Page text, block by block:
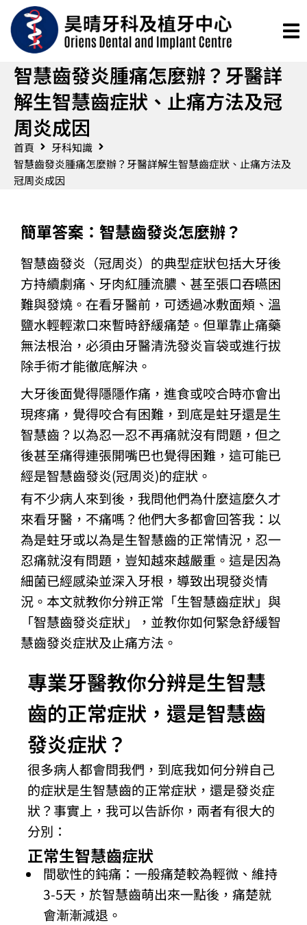
智慧齒發炎腫痛怎麼辦？牙醫詳
解生智慧齒症狀、止痛方法及冠
周炎成因
首頁
牙科知識
智慧齒發炎腫痛怎麼辦？牙醫詳解生智慧齒症狀、止痛方法及
冠周炎成因
簡單答案：智慧齒發炎怎麼辦？
智慧齒發炎（冠周炎）的典型症狀包括大牙後
方持續劇痛、牙肉紅腫流膿、甚至張口吞嚥困
難與發燒。在看牙醫前，可透過冰敷面頰、溫
鹽水輕輕漱口來暫時舒緩痛楚。但單靠止痛藥
無法根治，必須由牙醫清洗發炎盲袋或進行拔
除手術才能徹底解決。
大牙後面覺得隱隱作痛，進食或咬合時亦會出
現疼痛，覺得咬合有困難，到底是蛀牙還是生
智慧齒？以為忍一忍不再痛就沒有問題，但之
後甚至痛得連張開嘴巴也覺得困難，這可能已
經是智慧齒發炎(冠周炎)的症狀。
有不少病人來到後，我問他們為什麼這麼久才
來看牙醫，不痛嗎？他們大多都會回答我：以
為是蛀牙或以為是生智慧齒的正常情況，忍一
忍痛就沒有問題，豈知越來越嚴重。這是因為
細菌已經感染並深入牙根，導致出現發炎情
況。本文就教你分辨正常「生智慧齒症狀」與
「智慧齒發炎症狀」，並教你如何緊急舒緩智
慧齒發炎症狀及止痛方法。
專業牙醫教你分辨是生智慧
齒的正常症狀，還是智慧齒
發炎症狀？
很多病人都會問我們，到底我如何分辨自己
的症狀是生智慧齒的正常症狀，還是發炎症
狀？事實上，我可以告訴你，兩者有很大的
分別：
正常生智慧齒症狀
間歇性的鈍痛：一般痛楚較為輕微、維持
3-5天，於智慧齒萌出來一點後，痛楚就
會漸漸減退。